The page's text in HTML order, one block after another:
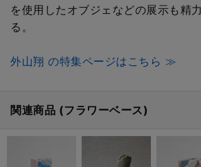
を使用したオブジェなどの展示も精
る。
外山翔 の特集ページはこちら ≫
関連商品 (フラワーベース)